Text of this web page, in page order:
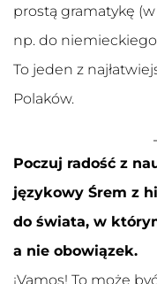
prostą gramatykę
np. do
To jeden z
Polaków.
Poczuj radość z
językowy Śrem z
do świata, w
a nie obowiązek.
¡Vamos! To może